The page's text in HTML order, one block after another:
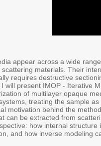
appear across a wide
materials. Their
requires destructive
will present IMOP - Iterative
of multilayer opaque
treating the sample
motivation behind the
can be extracted from
how internal
and how inverse modeling